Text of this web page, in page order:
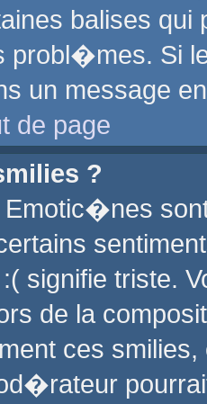
balises
probl�mes. Si
un message
de page
?
Emotic�nes
signifie triste.
de la
ces